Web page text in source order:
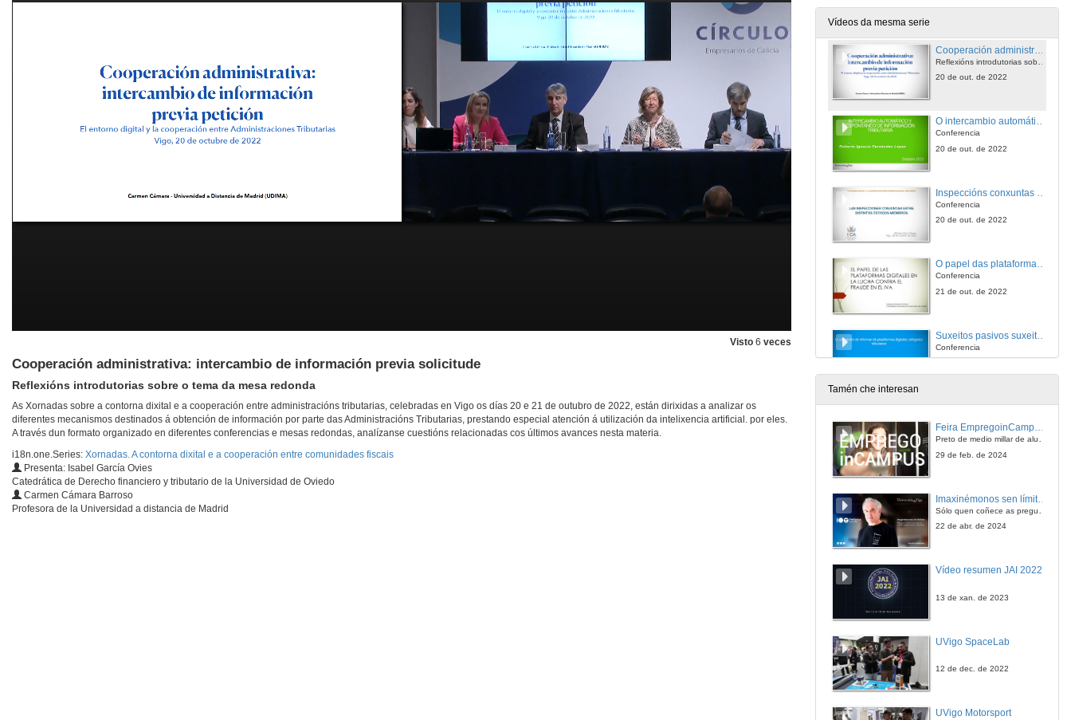
Visto 6 veces
Cooperación administrativa: intercambio de información previa solicitude
Reflexións introdutorias sobre o tema da mesa redonda
As Xornadas sobre a contorna dixital e a cooperación entre administracións tributarias, celebradas en Vigo os días 20 e 21 de outubro de 2022, están dirixidas a analizar os
diferentes mecanismos destinados á obtención de información por parte das Administracións Tributarias, prestando especial atención á utilización da intelixencia artificial. por eles.
A través dun formato organizado en diferentes conferencias e mesas redondas, analízanse cuestións relacionadas cos últimos avances nesta materia.
i18n.one.Series: Xornadas. A contorna dixital e a cooperación entre comunidades fiscais
Presenta: Isabel García Ovies
Catedrática de Derecho financiero y tributario de la Universidad de Oviedo
Carmen Cámara Barroso
Profesora de la Universidad a distancia de Madrid
Vídeos da mesma serie
20 de out. de 2022
Reflexións introdutorias sobre o tema da mesa redonda
20 de out. de 2022
O intercambio automático e espontáneo de información fiscal dentro da UE e no marco da OCDE
Conferencia
20 de out. de 2022
Conferencia
20 de out. de 2022
O papel das plataformas dixitais na loita contra a fraude no IVE
Conferencia
21 de out. de 2022
Conferencia
A obriga de informar as plataformas dixitais: procedemento
21 de out. de 2022
21 de out. de 2022
21 de out. de 2022
Tamén che interesan
Feira EmpregoinCampus Vigo 2024
Preto de medio millar de alumnas e alumnos buscan coñecer máis de preto as oportunidades que lles achegan as arredor de medio cento de empresas que participan na edición viguesa da feira. Xunto coa visita aos stands, durante a feria desenvólvense varias actividades complementarias, como obradoiros, conversas, mesas redondas ou o pasaporte de empregabilidade, un espazo no que poderán recibir asesoramento sobre o seu CV.
29 de feb. de 2024
Sólo quen coñece as preguntas pode imaxinar novas respostas
22 de abr. de 2024
Vídeo resumen JAI 2022
13 de xan. de 2023
UVigo SpaceLab
12 de dec. de 2022
UVigo Motorsport